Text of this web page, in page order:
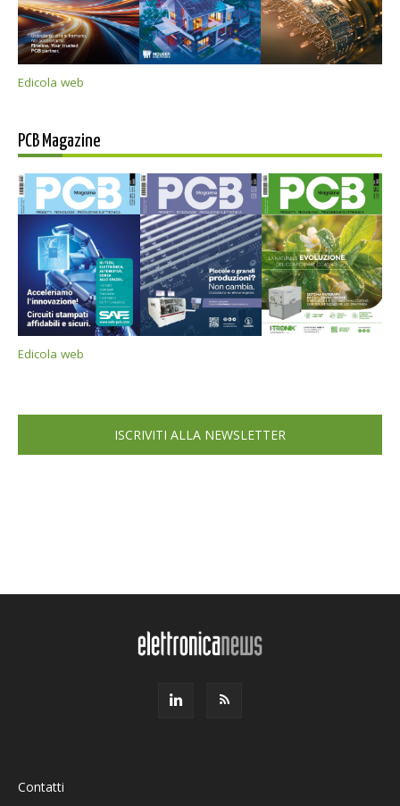
Edicola web
PCB Magazine
Edicola web
ISCRIVITI ALLA NEWSLETTER
Contatti